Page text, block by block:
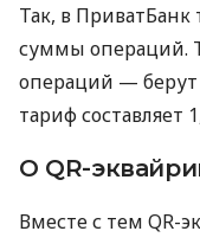
Так, в ПриватБанк
суммы операций.
операций — берут
тариф составляет
О QR-
Вместе с тем QR-